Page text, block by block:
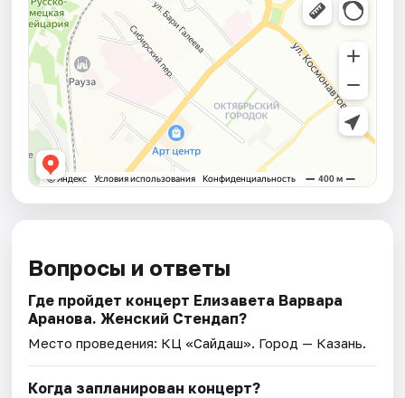
Вопросы и ответы
Где пройдет концерт Елизавета Варвара
Аранова. Женский Стендап?
Место проведения: КЦ «Сайдаш». Город — Казань.
Когда запланирован концерт?